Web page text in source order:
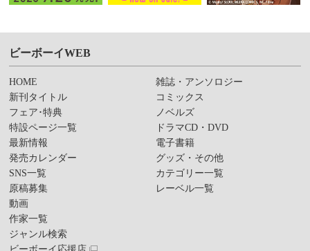
ビーボーイWEB
HOME
新刊タイトル
フェア･特典
特設ページ一覧
最新情報
発売カレンダー
SNS一覧
原稿募集
動画
作家一覧
ジャンル検索
雑誌・アンソロジー
コミックス
ノベルズ
ドラマCD・DVD
電子書籍
グッズ・その他
カテゴリー一覧
レーベル一覧